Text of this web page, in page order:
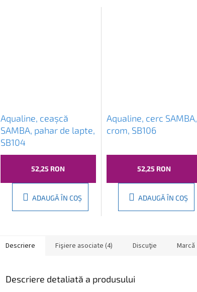
Aqualine, ceașcă
SAMBA, pahar de lapte,
SB104
52,25 RON
ADAUGĂ ÎN COŞ
Aqualine, cerc SAMBA,
crom, SB106
52,25 RON
ADAUGĂ ÎN COŞ
Descriere Fişiere asociate (4) Discuţie Marcă
Descriere detaliată a produsului